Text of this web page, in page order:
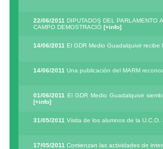
22/06/2011 DIPUTADOS DEL PARLAMENTO
CAMPO DEMOSTRACIÓ [+info]
14/06/2011 El GDR Medio Guadalquivir
14/06/2011 Una publicación del MARM
01/06/2011 El GDR Medio Guadalquivir
[+info]
31/05/2011 Visita de los alumnos de la
17/05/2011 Comienzan las actividades de